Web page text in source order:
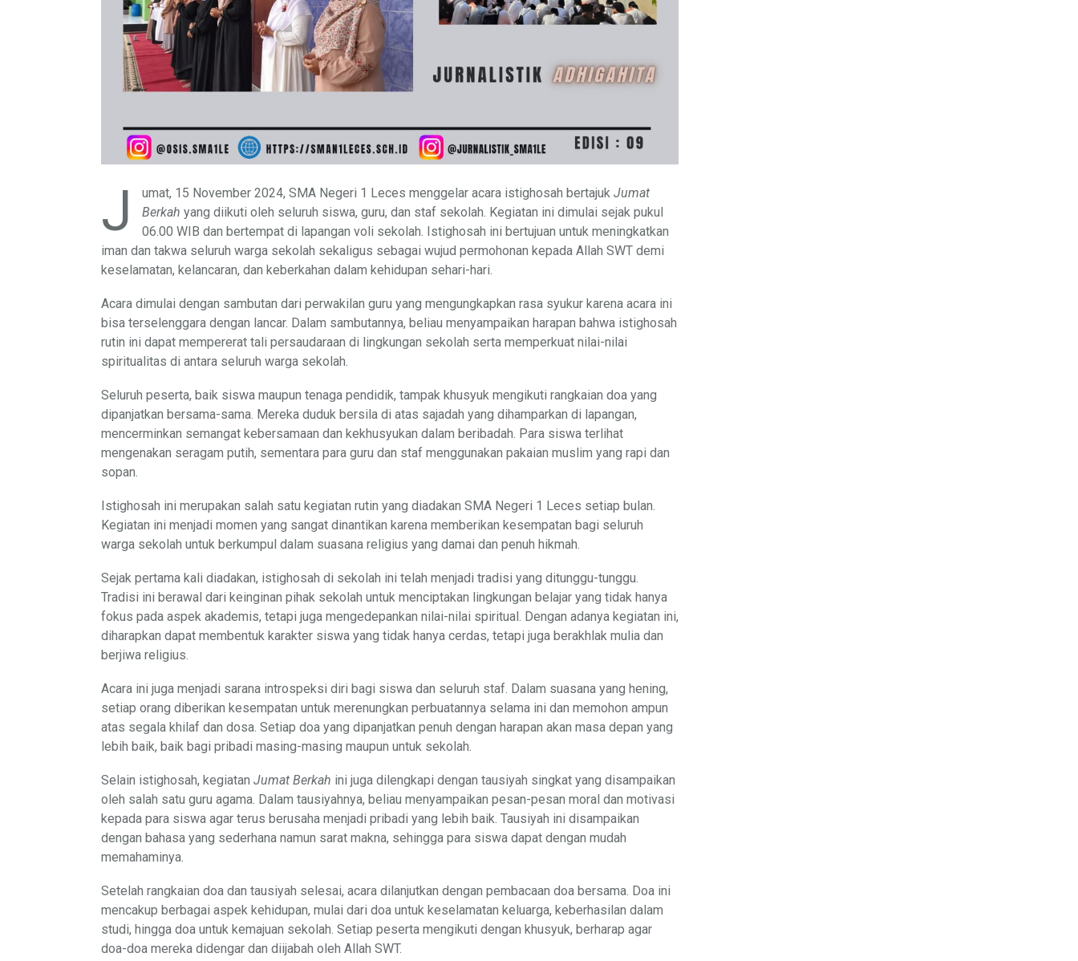
J umat, 15 November 2024, SMA Negeri 1 Leces menggelar acara istighosah bertajuk Jumat
Berkah yang diikuti oleh seluruh siswa, guru, dan staf sekolah. Kegiatan ini dimulai sejak pukul
06.00 WIB dan bertempat di lapangan voli sekolah. Istighosah ini bertujuan untuk meningkatkan
iman dan takwa seluruh warga sekolah sekaligus sebagai wujud permohonan kepada Allah SWT demi
keselamatan, kelancaran, dan keberkahan dalam kehidupan sehari-hari.
Acara dimulai dengan sambutan dari perwakilan guru yang mengungkapkan rasa syukur karena acara ini
bisa terselenggara dengan lancar. Dalam sambutannya, beliau menyampaikan harapan bahwa istighosah
rutin ini dapat mempererat tali persaudaraan di lingkungan sekolah serta memperkuat nilai-nilai
spiritualitas di antara seluruh warga sekolah.
Seluruh peserta, baik siswa maupun tenaga pendidik, tampak khusyuk mengikuti rangkaian doa yang
dipanjatkan bersama-sama. Mereka duduk bersila di atas sajadah yang dihamparkan di lapangan,
mencerminkan semangat kebersamaan dan kekhusyukan dalam beribadah. Para siswa terlihat
mengenakan seragam putih, sementara para guru dan staf menggunakan pakaian muslim yang rapi dan
sopan.
Istighosah ini merupakan salah satu kegiatan rutin yang diadakan SMA Negeri 1 Leces setiap bulan.
Kegiatan ini menjadi momen yang sangat dinantikan karena memberikan kesempatan bagi seluruh
warga sekolah untuk berkumpul dalam suasana religius yang damai dan penuh hikmah.
Sejak pertama kali diadakan, istighosah di sekolah ini telah menjadi tradisi yang ditunggu-tunggu.
Tradisi ini berawal dari keinginan pihak sekolah untuk menciptakan lingkungan belajar yang tidak hanya
fokus pada aspek akademis, tetapi juga mengedepankan nilai-nilai spiritual. Dengan adanya kegiatan ini,
diharapkan dapat membentuk karakter siswa yang tidak hanya cerdas, tetapi juga berakhlak mulia dan
berjiwa religius.
Acara ini juga menjadi sarana introspeksi diri bagi siswa dan seluruh staf. Dalam suasana yang hening,
setiap orang diberikan kesempatan untuk merenungkan perbuatannya selama ini dan memohon ampun
atas segala khilaf dan dosa. Setiap doa yang dipanjatkan penuh dengan harapan akan masa depan yang
lebih baik, baik bagi pribadi masing-masing maupun untuk sekolah.
Selain istighosah, kegiatan Jumat Berkah ini juga dilengkapi dengan tausiyah singkat yang disampaikan
oleh salah satu guru agama. Dalam tausiyahnya, beliau menyampaikan pesan-pesan moral dan motivasi
kepada para siswa agar terus berusaha menjadi pribadi yang lebih baik. Tausiyah ini disampaikan
dengan bahasa yang sederhana namun sarat makna, sehingga para siswa dapat dengan mudah
memahaminya.
Setelah rangkaian doa dan tausiyah selesai, acara dilanjutkan dengan pembacaan doa bersama. Doa ini
mencakup berbagai aspek kehidupan, mulai dari doa untuk keselamatan keluarga, keberhasilan dalam
studi, hingga doa untuk kemajuan sekolah. Setiap peserta mengikuti dengan khusyuk, berharap agar
doa-doa mereka didengar dan diijabah oleh Allah SWT.